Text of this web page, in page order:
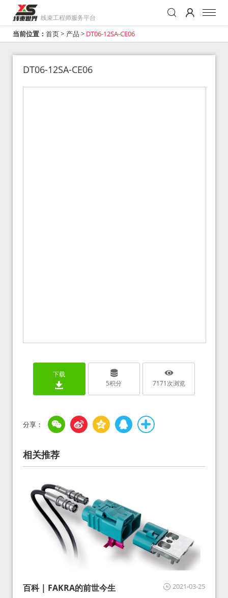
线束工程师服务平台
当前位置： 首页> 产品 > DT06-12SA-CE06
DT06-12SA-CE06
下载
5积分 7171次浏览
相关推荐
2021-03-25
百科 | FAKRA的前世今生